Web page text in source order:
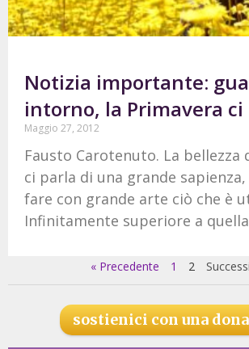
Notizia importante:
intorno, la Primavera ci
Maggio 27, 2012
Fausto Carotenuto. La bellezza
ci parla di una grande sapienza,
fare con grande arte ciò che è
Infinitamente superiore a
« Precedente 1 2
sostienici con una